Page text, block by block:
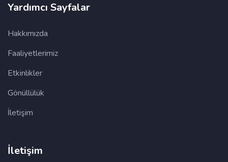
Yardımcı Sayfalar
Hakkımızda
Faaliyetlerimiz
Etkinlikler
Gönüllülük
İletişim
İletişim